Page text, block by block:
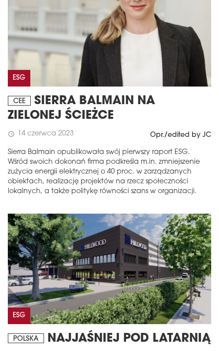
ESG
CEE
SIERRA BALMAIN NA
ZIELONEJ ŚCIEŻCE
schedule 14 czerwca 2023 Opr./edited by JC
Sierra Balmain opublikowała swój pierwszy raport ESG.
Wśród swoich dokonań firma podkreśla m.in. zmniejszenie
zużycia energii elektrycznej o 40 proc. w zarządzanych
obiektach, realizację projektów na rzecz społeczności
lokalnych, a także politykę równości szans w organizacji.
ESG
POLSKA NAJJAŚNIEJ POD LATARNIĄ